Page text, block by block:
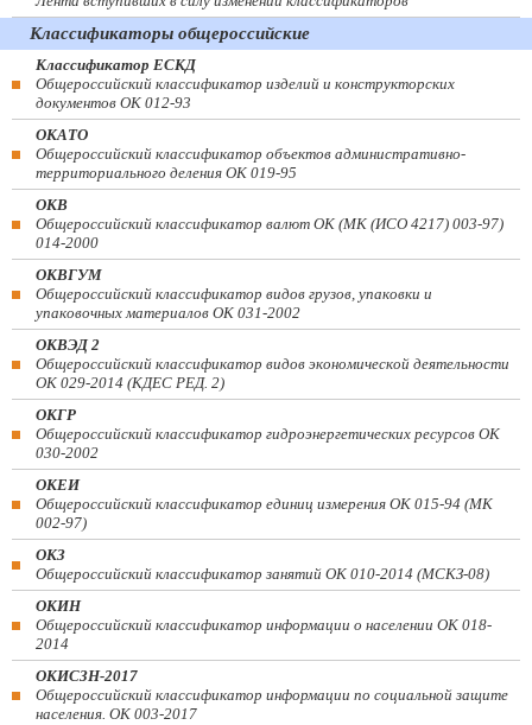
Классификаторы общероссийские
Классификатор ЕСКД
Общероссийский классификатор изделий и конструкторских
документов ОК 012-93
ОКАТО
Общероссийский классификатор объектов административно-
территориального деления ОК 019-95
ОКВ
Общероссийский классификатор валют ОК (МК (ИСО 4217) 003-97)
014-2000
ОКВГУМ
Общероссийский классификатор видов грузов, упаковки и
упаковочных материалов ОК 031-2002
ОКВЭД 2
Общероссийский классификатор видов экономической деятельности
ОК 029-2014 (КДЕС РЕД. 2)
ОКГР
Общероссийский классификатор гидроэнергетических ресурсов ОК
030-2002
ОКЕИ
Общероссийский классификатор единиц измерения ОК 015-94 (МК
002-97)
ОКЗ
Общероссийский классификатор занятий ОК 010-2014 (МСКЗ-08)
ОКИН
Общероссийский классификатор информации о населении ОК 018-
2014
ОКИСЗН-2017
Общероссийский классификатор информации по социальной защите
населения. ОК 003-2017